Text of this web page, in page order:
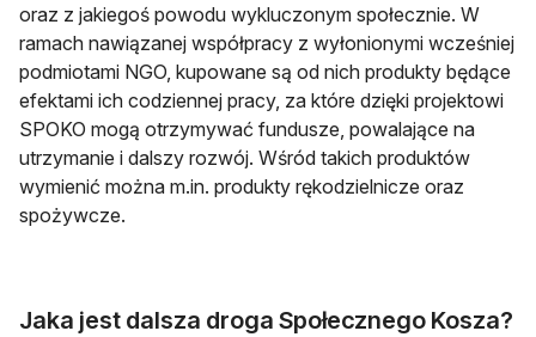
oraz z jakiegoś powodu wykluczonym społecznie. W
ramach nawiązanej współpracy z wyłonionymi wcześniej
podmiotami NGO, kupowane są od nich produkty będące
efektami ich codziennej pracy, za które dzięki projektowi
SPOKO mogą otrzymywać fundusze, powalające na
utrzymanie i dalszy rozwój. Wśród takich produktów
wymienić można m.in. produkty rękodzielnicze oraz
spożywcze.
Jaka jest dalsza droga Społecznego Kosza?